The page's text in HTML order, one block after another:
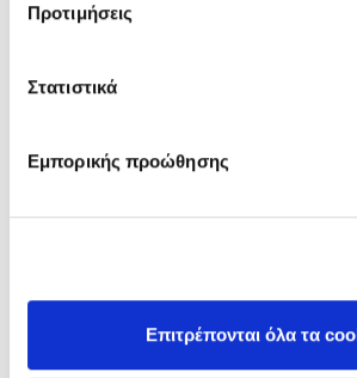
Προτιμήσεις
Στατιστικά
Εμπορικής προώθησης
Επιτρέπονται όλα τα
Είσαι έτοιμος για αυτή την ξενάγηση